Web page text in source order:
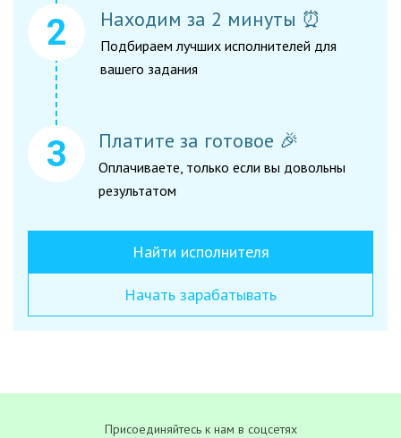
Находим за 2 минуты ⏰
Подбираем лучших исполнителей для
вашего задания
Платите за готовое 🎉
Оплачиваете, только если вы довольны
результатом
Найти исполнителя
Начать зарабатывать
Присоединяйтесь к нам в соцсетях